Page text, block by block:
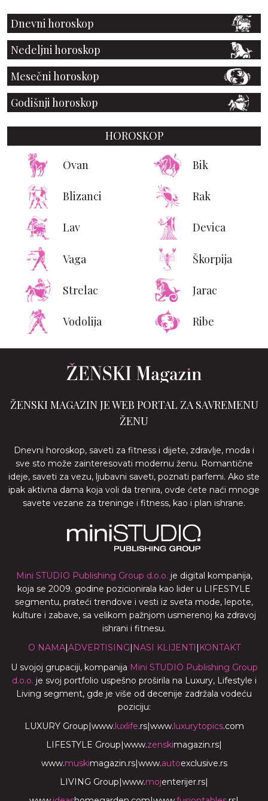
Dnevni horoskop
Nedeljni horoskop
Mesečni horoskop
Godišnji horoskop
HOROSKOP
Ovan Bik
Blizanci Rak
Lav Devica
Vaga Škorpija
Strelac Jarac
Vodolija Ribe
ŽENSKI MAGAZIN JE WEB PORTAL ZA SAVREMENU
ŽENU
Dnevni horoskop, saveti za fitness i dijete, zdravlje, moda i
sve sto može zainteresovati modernu ženu. Romantične
ideje, saveti za vezu, ljubavni saveti, poznati parfemi. Ako ste
ipak aktivna dama koja voli da trenira, ovde ćete naći mnoge
savete vezane za treninge i fitness, kao i plan ishrane.
Mini STUDIO Publishing Group d.o.o. je digital kompanija,
koja se 2009. godine pozicionirala kao lider u LIFESTYLE
segmentu, prateći trendove i vesti iz sveta mode, lepote,
kulture i zabave, sa velikom pažnjom usmerenoj ka zdravoj
ishrani i fitnesu.
O NAMA| ADVERTISING NASI KLIJENTI
KONTAKT
U svojoj grupaciji, kompanija Mini STUDIO Publishing Group
d.o.o. je svoj portfolio uspešno proširila na Luxury, Lifestyle i
Living segment, gde je više od decenije zadržala vodeću
poziciju:
LUXURY Group www. luxlife.rs| www. luxurytopics.com
LIFESTYLE Group www.zenskimagazin.rs
www.muskimagazin.rs| www.autoexclusive.rs
LIVING Group www.mojenterijer.rs